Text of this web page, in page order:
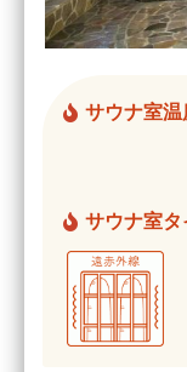
サウナ室温
サウナ室タ